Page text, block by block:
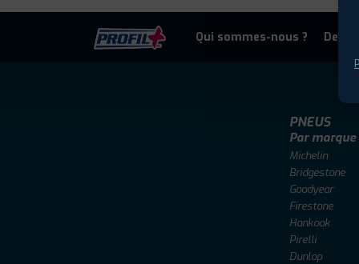
Qui sommes-nous ?
PNEUS
Par marque
Michelin
Bridgestone
Goodyear
Firestone
Hankook
Pirelli
Dunlop